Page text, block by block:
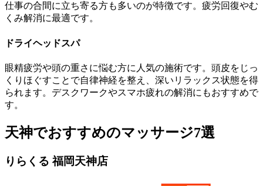
仕事の合間に立ち寄る方も多いのが特徴です。疲労回復やむ
くみ解消に最適です。
ドライヘッドスパ
眼精疲労や頭の重さに悩む方に人気の施術です。頭皮をじっ
くりほぐすことで自律神経を整え、深いリラックス状態を得
られます。デスクワークやスマホ疲れの解消にもおすすめで
す。
天神でおすすめのマッサージ7選
りらくる 福岡天神店